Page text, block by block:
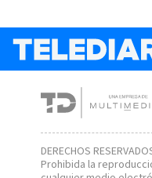
DERECHOS
Prohibida la